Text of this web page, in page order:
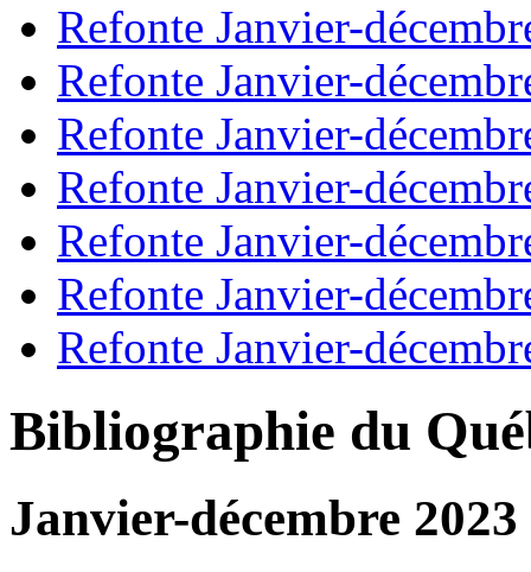
Refonte Janvier-
Refonte Janvier-
Refonte Janvier-
Refonte Janvier-
Refonte Janvier-
Refonte Janvier-
Refonte Janvier-
Bibliographie du
Janvier-décembre 2023